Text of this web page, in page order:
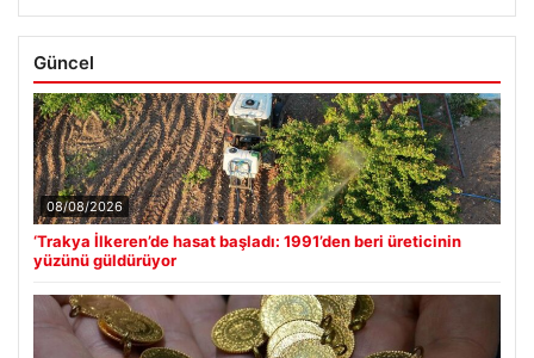
Güncel
08/08/2026
‘Trakya İlkeren’de hasat başladı: 1991’den beri üreticinin
yüzünü güldürüyor